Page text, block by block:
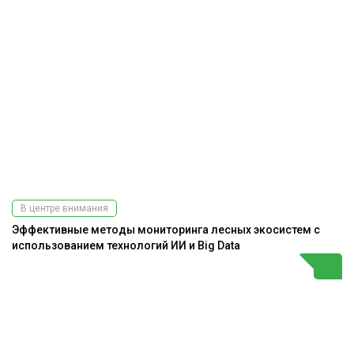
В центре внимания
Эффективные методы мониторинга лесных экосистем с
использованием технологий ИИ и Big Data